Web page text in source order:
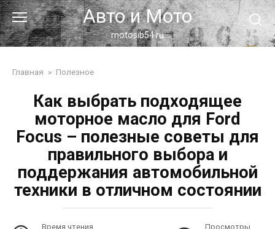
Перейти
к
контенту
Авто и Мото
motosib54.ru
Главная » Полезное
Как выбрать подходящее
моторное масло для Ford
Focus – полезные советы для
правильного выбора и
поддержания автомобильной
техники в отличном состоянии
Время чтения Просмотры